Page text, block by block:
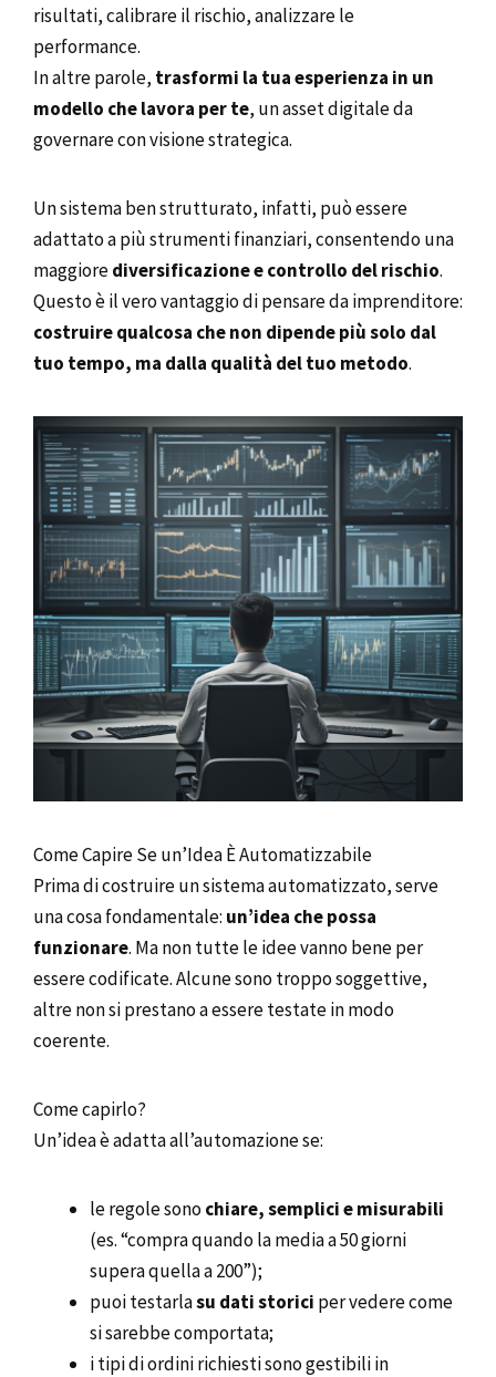
risultati, calibrare il rischio, analizzare le
performance.
In altre parole, trasformi la tua esperienza in un
modello che lavora per te, un asset digitale da
governare con visione strategica.
Un sistema ben strutturato, infatti, può essere
adattato a più strumenti finanziari, consentendo una
maggiorediversificazione e controllo del rischio.
Questo è il vero vantaggio di pensare da imprenditore:
costruire qualcosa che non dipende più solo dal
tuo tempo, ma dalla qualità del tuo metodo.
Come Capire Se un’Idea È Automatizzabile
Prima di costruire un sistema automatizzato, serve
una cosa fondamentale: un’idea che possa
funzionare. Ma non tutte le idee vanno bene per
essere codificate. Alcune sono troppo soggettive,
altre non si prestano a essere testate in modo
coerente.
Come capirlo?
Un’idea è adatta all’automazione se:
le regole sonochiare, semplici e misurabili
(es. “compra quando la media a 50 giorni
supera quella a 200”);
puoi testarlasu dati storici per vedere come
si sarebbe comportata;
i tipi di ordini richiesti sono gestibili in